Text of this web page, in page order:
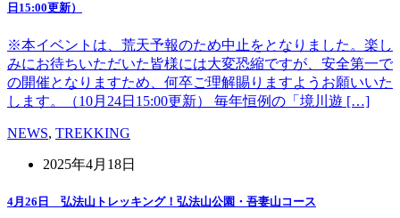
日15:00更新）
※本イベントは、荒天予報のため中止をとなりました。楽し
みにお待ちいただいた皆様には大変恐縮ですが、安全第一で
の開催となりますため、何卒ご理解賜りますようお願いいた
します。（10月24日15:00更新） 毎年恒例の「境川遊 […]
NEWS, TREKKING
2025年4月18日
4月26日 弘法山トレッキング！弘法山公園・吾妻山コース